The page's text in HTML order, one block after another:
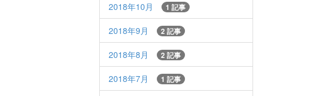
2018年10月 1 記事
2018年9月 2 記事
2018年8月 2 記事
2018年7月 1 記事